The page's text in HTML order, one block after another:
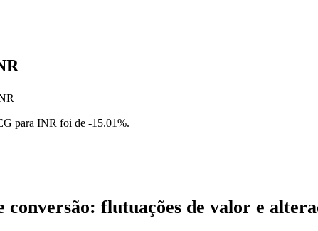
para INR foi de -15.01%.
conversão: flutuações de valor e